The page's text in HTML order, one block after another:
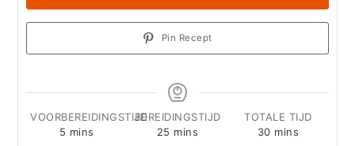
Pin Recept
VOORBEREIDINGSTIJD
5 minutes
mins
BEREIDINGSTIJD
25 minutes
mins
TOTALE TIJD
30minutes
mins